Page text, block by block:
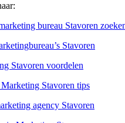
bureau Stavoren
Stavoren
Stavoren voordelen
Stavoren tips
agency Stavoren